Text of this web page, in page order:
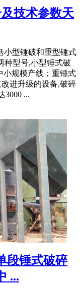
技术参数天
小型锤破和重型锤式
种型号,小型锤式破
小规模产线；重锤式
进升级的设备,破碎
3000 ...
段锤式破碎
...